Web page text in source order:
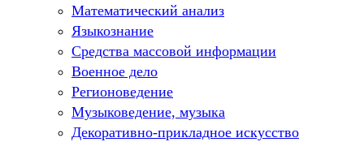
Математический анализ
Языкознание
Средства массовой информации
Военное дело
Регионоведение
Музыковедение, музыка
Декоративно-прикладное искусство